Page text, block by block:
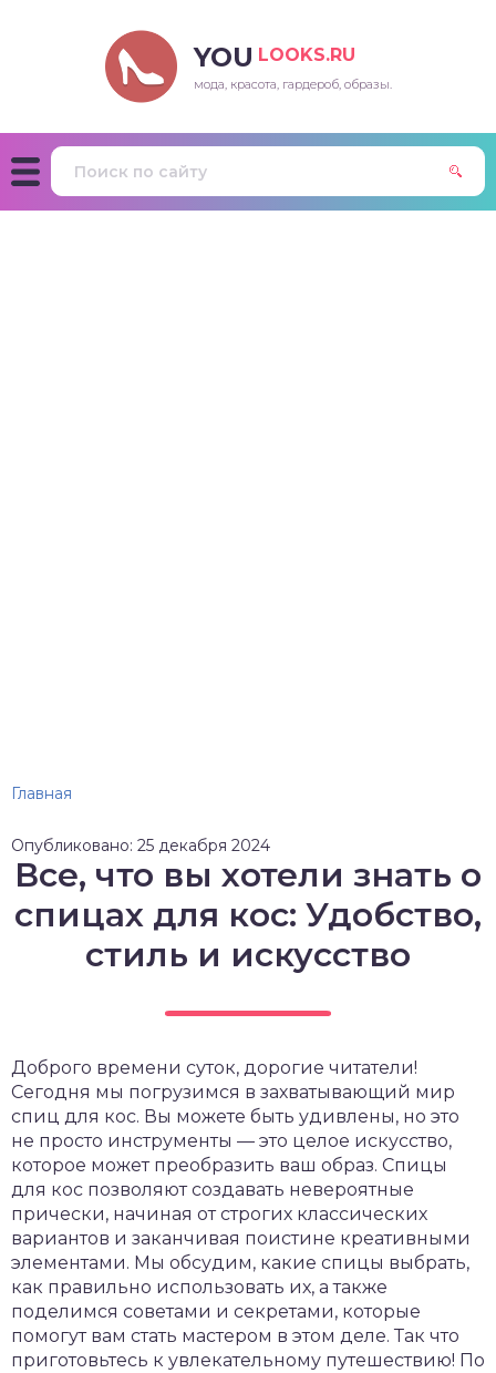
YOU LOOKS.RU
мода, красота, гардероб, образы.
Главная
Опубликовано: 25 декабря 2024
Все, что вы хотели знать о
спицах для кос: Удобство,
стиль и искусство
Доброго времени суток, дорогие читатели!
Сегодня мы погрузимся в захватывающий мир
спиц для кос. Вы можете быть удивлены, но это
не просто инструменты — это целое искусство,
которое может преобразить ваш образ. Спицы
для кос позволяют создавать невероятные
прически, начиная от строгих классических
вариантов и заканчивая поистине креативными
элементами. Мы обсудим, какие спицы выбрать,
как правильно использовать их, а также
поделимся советами и секретами, которые
помогут вам стать мастером в этом деле. Так что
приготовьтесь к увлекательному путешествию! По